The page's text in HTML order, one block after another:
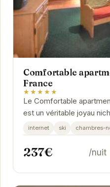
Comfortable
France
★★★★★
Le Comfortable
est un véritable joyau
emplacement privilégié
internet ski chambres-
237€ /nuit